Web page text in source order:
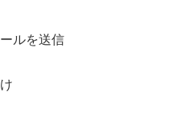
ルを送信